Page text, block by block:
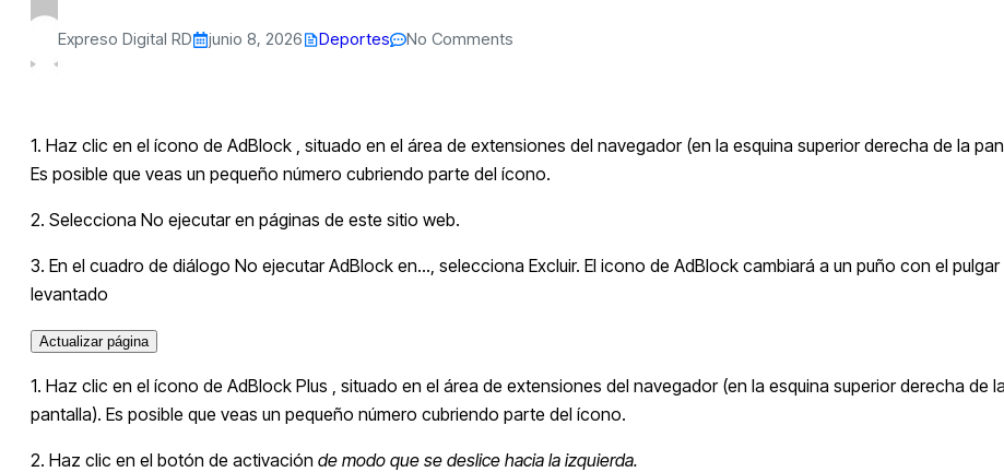
Expreso Digital RD junio 8, 2026 Deportes No Comments
1. Haz clic en el ícono de AdBlock , situado en el área de extensiones del navegador (en la esquina superior derecha de la
Es posible que veas un pequeño número cubriendo parte del ícono.
2. Selecciona No ejecutar en páginas de este sitio web.
3. En el cuadro de diálogo No ejecutar AdBlock en…, selecciona Excluir. El icono de AdBlock cambiará a un puño con el pulgar
levantado
Actualizar página
1. Haz clic en el ícono de AdBlock Plus , situado en el área de extensiones del navegador (en la esquina superior derecha de la
pantalla). Es posible que veas un pequeño número cubriendo parte del ícono.
2. Haz clic en el botón de activación de modo que se deslice hacia la izquierda.